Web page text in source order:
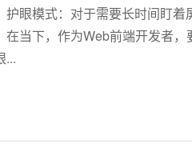
眼模式：对于需要长时间盯着
在当下，作为Web前端开发者
...